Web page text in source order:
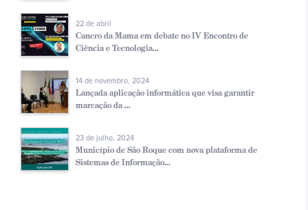
22 de abril
Cancro da Mama em debate no IV Encontro de
Ciência e Tecnologia...
14 de novembro, 2024
Lançada aplicação informática que visa garantir
marcação da ...
23 de julho, 2024
Município de São Roque com nova plataforma de
Sistemas de Informação...